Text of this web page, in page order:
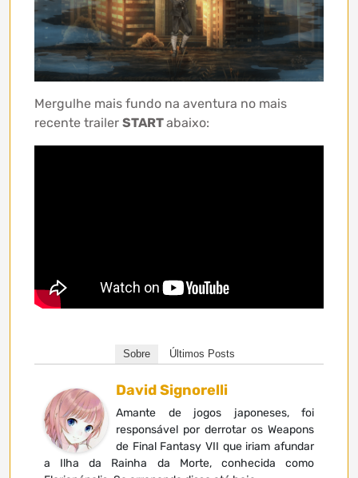
Mergulhe mais fundo na aventura no mais
recente trailer STARTabaixo:
Sobre Últimos Posts
David Signorelli
Amante de jogos japoneses, foi
responsável por derrotar os Weapons
de Final Fantasy VII que iriam afundar
a Ilha da Rainha da Morte, conhecida como